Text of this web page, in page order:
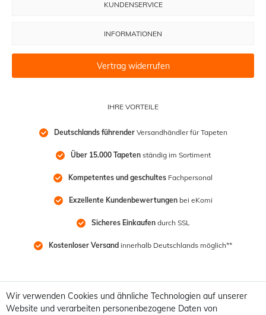
IHRE VORTEILE
Deutschlands führender Versandhändler für Tapeten
Über 15.000 Tapeten ständig im Sortiment
Kompetentes und geschultes Fachpersonal
Exzellente Kundenbewertungen bei eKomi
Sicheres Einkaufen durch SSL
Kostenloser Versand innerhalb Deutschlands möglich**
KUNDENSERVICE
INFORMATIONEN
Vertrag widerrufen
Wir verwenden Cookies und ähnliche Technologien auf unserer
Website und verarbeiten personenbezogene Daten von